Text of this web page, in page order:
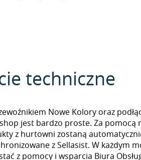
techniczne
Nowe Kolory oraz
jest bardzo proste. Za pomocą
z hurtowni zostaną
z Sellasist. W każdym
z pomocy i wsparcia Biura